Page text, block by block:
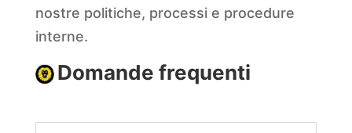
nostre politiche, processi e procedure
interne.
Domande frequenti